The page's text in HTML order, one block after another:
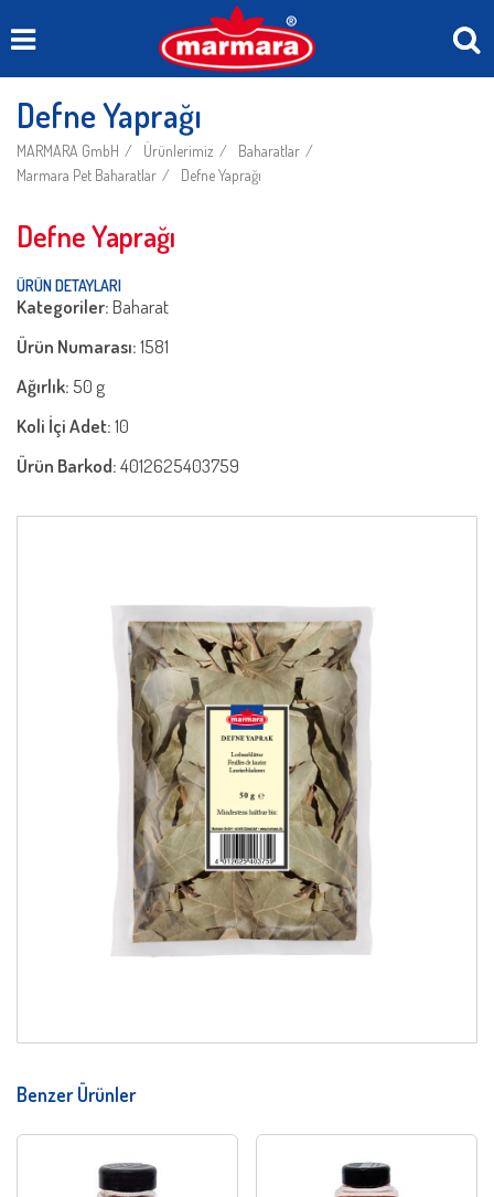
Defne Yaprağı
MARMARA GmbH Ürünlerimiz
Baharatlar
Marmara Pet Baharatlar
Defne Yaprağı
Defne Yaprağı
ÜRÜN DETAYLARI
Kategoriler:Baharat
Ürün Numarası:1581
Ağırlık: 50 g
Koli İçi Adet:10
Ürün Barkod:4012625403759
Benzer Ürünler